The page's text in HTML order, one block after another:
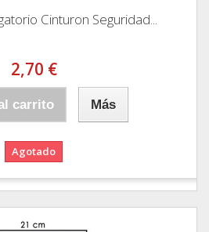
Cinturon Seguridad...
2,70 €
carrito Más
Agotado